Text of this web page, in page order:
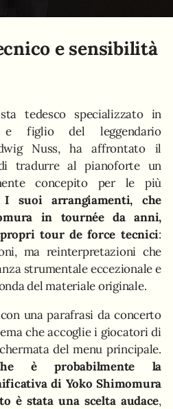
e sensibilità
tedesco specializzato in
e figlio del leggendario
Nuss, ha affrontato il
tradurre al pianoforte un
concepito per le più
I suoi arrangiamenti, che
in tournée da anni,
tour de force tecnici:
ma reinterpretazioni che
strumentale eccezionale e
del materiale originale.
una parafrasi da concerto
che accoglie i giocatori di
del menu principale.
è probabilmente la
di Yoko Shimomura
è stata una scelta audace,